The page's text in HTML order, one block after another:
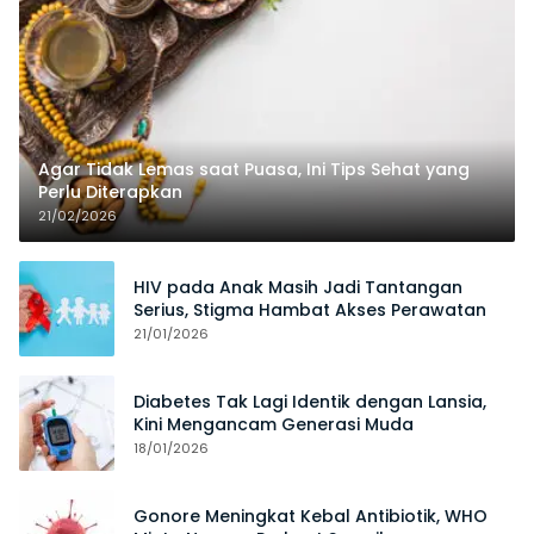
Agar Tidak Lemas saat Puasa, Ini Tips Sehat yang
Perlu Diterapkan
21/02/2026
HIV pada Anak Masih Jadi Tantangan
Serius, Stigma Hambat Akses Perawatan
21/01/2026
Diabetes Tak Lagi Identik dengan Lansia,
Kini Mengancam Generasi Muda
18/01/2026
Gonore Meningkat Kebal Antibiotik, WHO